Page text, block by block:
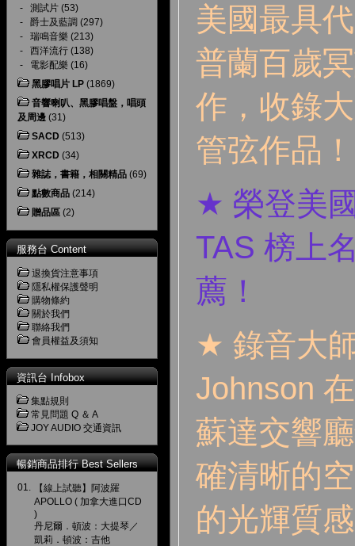
- 測試片 (53)
- 爵士及藍調 (297)
- 瑞鳴音樂 (213)
- 西洋流行 (138)
- 電影配樂 (16)
黑膠唱片 LP (1869)
音響喇叭、黑膠唱盤，唱頭
及周邊 (31)
SACD (513)
XRCD (34)
雜誌，書籍，相關精品 (69)
點數商品 (214)
贈品區 (2)
服務台 Content
退換貨注意事項
隱私權保護聲明
購物條約
關於我們
聯絡我們
會員權益及須知
資訊台 Infobox
集點規則
常見問題 Q ＆ A
JOY AUDIO 交通資訊
暢銷商品排行 Best Sellers
01.
【線上試聽】阿波羅
APOLLO ( 加拿大進口CD
)
丹尼爾．頓波：大提琴／
凱莉．頓波：吉他
美國最具
普蘭百歲
作，收錄
管弦作品！
★ 榮登美
TAS榜上
薦！
★ 錄音大
Johnson
蘇達交響
確清晰的
的光輝質